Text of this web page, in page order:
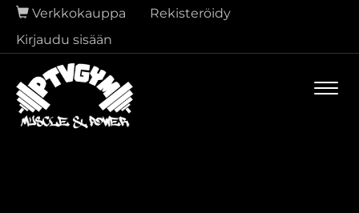
Verkkokauppa
Rekisteröidy
Kirjaudu sisään